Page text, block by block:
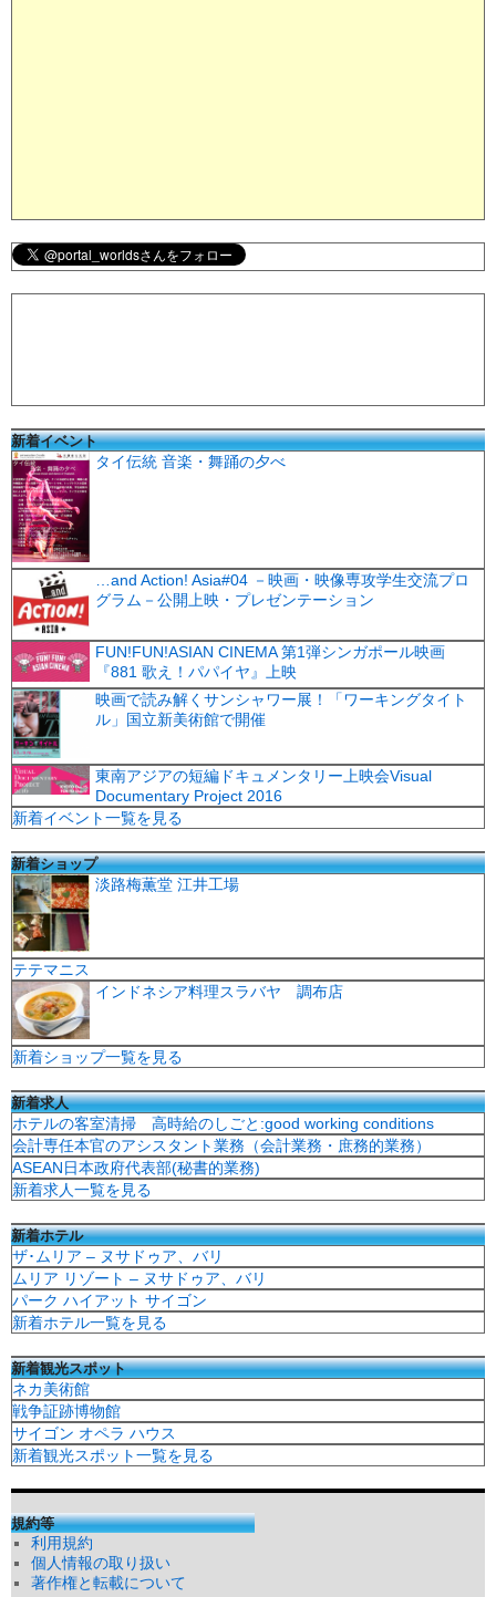
新着イベント
タイ伝統 音楽・舞踊の夕べ
…and Action! Asia#04 －映画・映像専攻学生交流プロ
グラム－公開上映・プレゼンテーション
FUN!FUN!ASIAN CINEMA 第1弾シンガポール映画
『881 歌え！パパイヤ』上映
映画で読み解くサンシャワー展！「ワーキングタイト
ル」国立新美術館で開催
東南アジアの短編ドキュメンタリー上映会Visual
Documentary Project 2016
新着イベント一覧を見る
新着ショップ
淡路梅薫堂 江井工場
テテマニス
インドネシア料理スラバヤ 調布店
新着ショップ一覧を見る
新着求人
ホテルの客室清掃 高時給のしごと:good working conditions
会計専任本官のアシスタント業務（会計業務・庶務的業務）
ASEAN日本政府代表部(秘書的業務)
新着求人一覧を見る
新着ホテル
ザ･ムリア – ヌサドゥア、バリ
ムリア リゾート – ヌサドゥア、バリ
パーク ハイアット サイゴン
新着ホテル一覧を見る
新着観光スポット
ネカ美術館
戦争証跡博物館
サイゴン オペラ ハウス
新着観光スポット一覧を見る
規約等
利用規約
個人情報の取り扱い
著作権と転載について